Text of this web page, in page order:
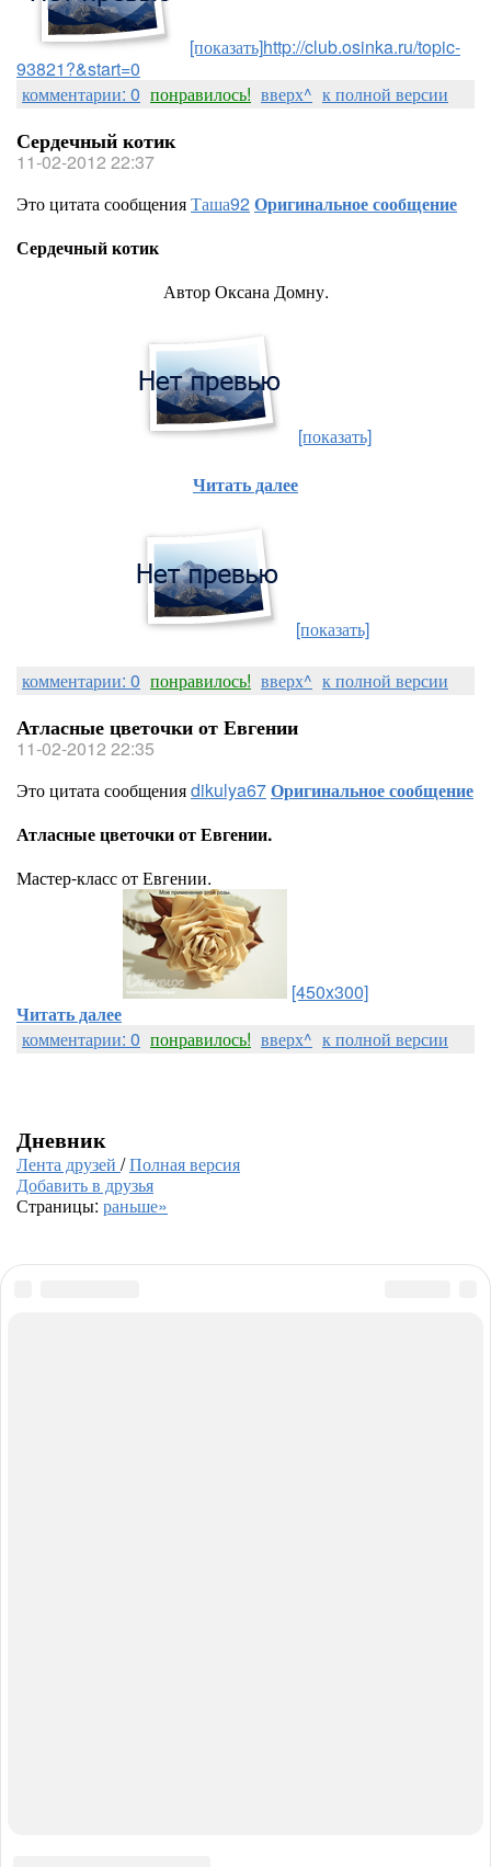
[показать]http://club.osinka.ru/topic-
93821?&start=0
комментарии: 0 понравилось! вверх^ к полной версии
Сердечный котик
11-02-2012 22:37
Это цитата сообщенияТаша92Оригинальное сообщение
Сердечный котик
Автор Оксана Домну.
[показать]
Читать далее
[показать]
комментарии: 0 понравилось! вверх^ к полной версии
Атласные цветочки от Евгении
11-02-2012 22:35
Это цитата сообщенияdikulya67Оригинальное сообщение
Атласные цветочки от Евгении.
Мастер-класс от Евгении.
[450x300]
Читать далее
комментарии: 0 понравилось! вверх^ к полной версии
Дневник
Лента друзей /Полная версия
Добавить в друзья
Страницы: раньше»